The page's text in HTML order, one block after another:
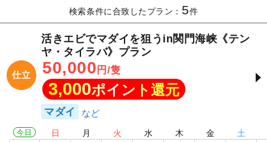
検索条件に合致したプラン： 5件
仕立
活きエビでマダイを狙うin関門海峡《テン
ヤ・タイラバ》プラン
50,000 円/隻
3,000ポイント還元
マダイ
今日 日 月 火 水 木 金 土